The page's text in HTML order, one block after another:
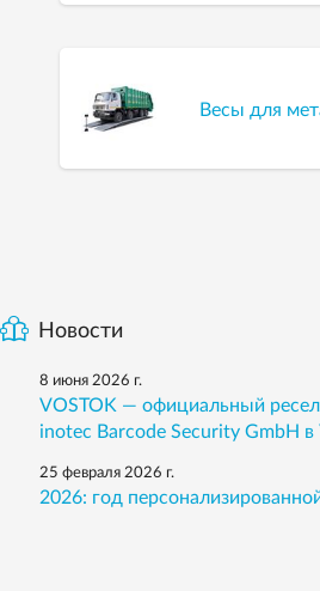
Весы для
Новости
8 июня 2026 г.
VOSTOK — официальный
inotec Barcode Security GmbH в
25 февраля 2026 г.
2026: год